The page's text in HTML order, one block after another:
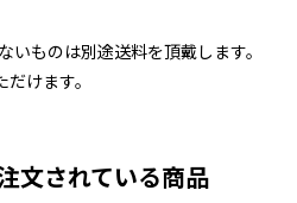
ものは別途送料を頂戴します。
けます。
文されている商品